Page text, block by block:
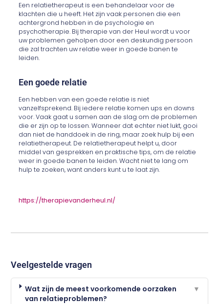
Een relatietherapeut is een behandelaar voor de
klachten die u heeft. Het zijn vaak personen die een
achtergrond hebben in de psychologie en
psychotherapie. Bij therapie van der Heul wordt u voor
uw problemen geholpen door een deskundig persoon
die zal trachten uw relatie weer in goede banen te
leiden.
Een goede relatie
Een hebben van een goede relatie is niet
vanzelfsprekend. Bij iedere relatie komen ups en downs
voor. Vaak gaat u samen aan de slag om de problemen
die er zijn op te lossen. Wanneer dat echter niet lukt, gooi
dan niet de handdoek in de ring, maar zoek hulp bij een
relatietherapeut. De relatietherapeut helpt u, door
middel van gesprekken en praktische tips, om de relatie
weer in goede banen te leiden. Wacht niet te lang om
hulp te zoeken, want anders kunt u te laat zijn.
https://therapievanderheul.nl/
Veelgestelde vragen
Wat zijn de meest voorkomende oorzaken
van relatieproblemen?
▼